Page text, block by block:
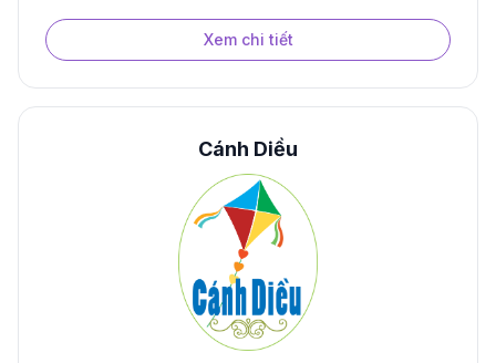
Xem chi tiết
Cánh Diều